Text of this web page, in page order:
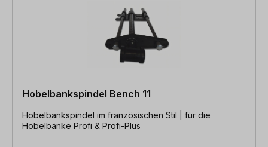
Hobelbankspindel Bench 11
Hobelbankspindel im französischen Stil | für die
Hobelbänke Profi & Profi-Plus